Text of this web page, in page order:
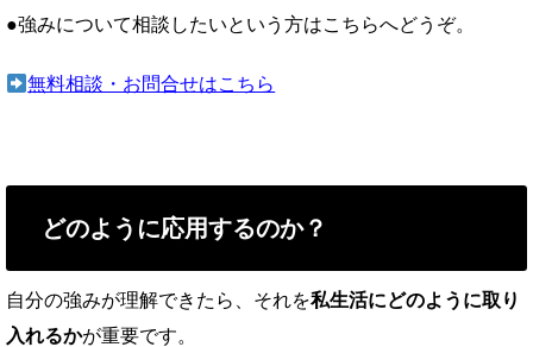
●強みについて相談したいという方はこちらへどうぞ。
無料相談・お問合せはこちら
どのように応用するのか？
自分の強みが理解できたら、それを私生活にどのように取り
入れるかが重要です。